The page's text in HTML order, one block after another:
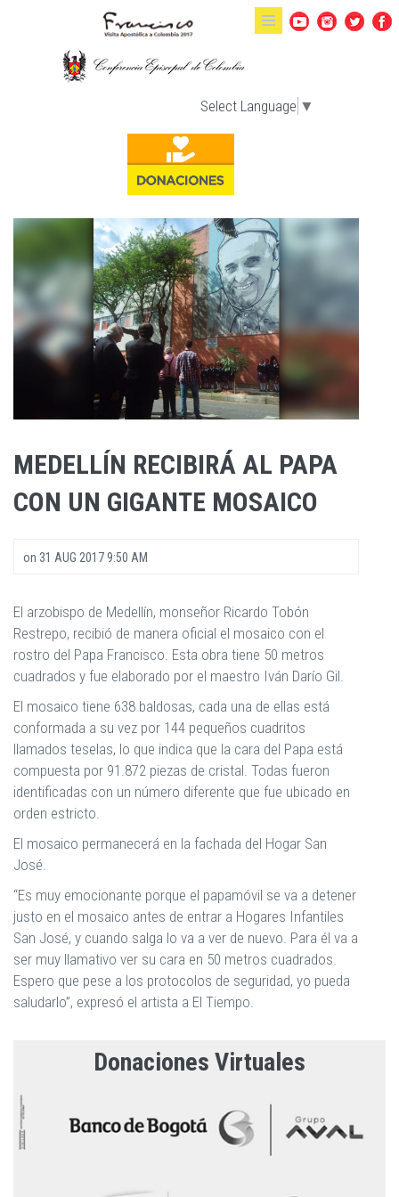
Pasar al contenido principal
Select Language ▼
MEDELLÍN RECIBIRÁ AL PAPA
CON UN GIGANTE MOSAICO
on 31 AUG 2017 9:50 AM
El arzobispo de Medellín, monseñor Ricardo Tobón
Restrepo, recibió de manera oficial el mosaico con el
rostro del Papa Francisco. Esta obra tiene 50 metros
cuadrados y fue elaborado por el maestro Iván Darío Gil.
El mosaico tiene 638 baldosas, cada una de ellas está
conformada a su vez por 144 pequeños cuadritos
llamados teselas, lo que indica que la cara del Papa está
compuesta por 91.872 piezas de cristal. Todas fueron
identificadas con un número diferente que fue ubicado en
orden estricto.
El mosaico permanecerá en la fachada del Hogar San
José.
“Es muy emocionante porque el papamóvil se va a detener
justo en el mosaico antes de entrar a Hogares Infantiles
San José, y cuando salga lo va a ver de nuevo. Para él va a
ser muy llamativo ver su cara en 50 metros cuadrados.
Espero que pese a los protocolos de seguridad, yo pueda
saludarlo”, expresó el artista a El Tiempo.
Donaciones Virtuales